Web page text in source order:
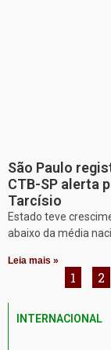
São Paulo
CTB-SP alerta
Tarcísio
Estado teve
abaixo da média
Leia mais »
1 2
INTERNACIONAL